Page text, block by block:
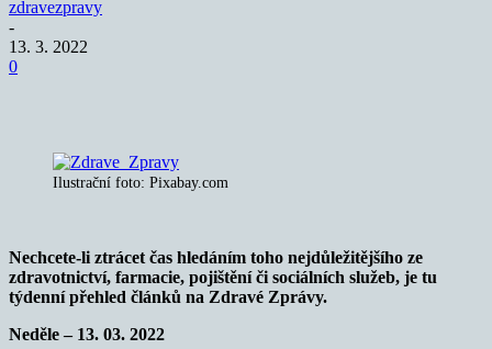
zdravezpravy
-
13. 3. 2022
0
Ilustrační foto: Pixabay.com
Nechcete-li ztrácet čas hledáním toho nejdůležitějšího ze
zdravotnictví, farmacie, pojištění či sociálních služeb, je tu
týdennípřehled článků na Zdravé Zprávy.
Neděle – 13. 03. 2022